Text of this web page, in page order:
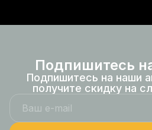
Подпишитесь
Подпишитесь на наши
получите скидку на